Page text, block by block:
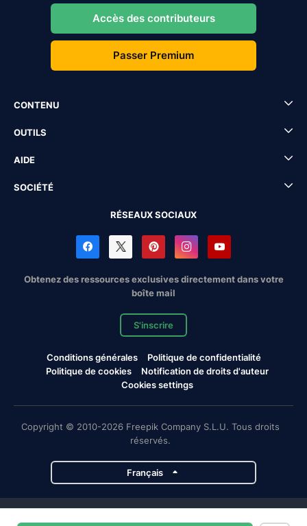
Accès des contributeurs
Passer Premium
CONTENU
OUTILS
AIDE
SOCIÉTÉ
RÉSEAUX SOCIAUX
Obtenez des ressources exclusives directement dans votre
boîte mail
S'inscrire
Conditions générales
Politique de confidentialité
Politique de cookies
Notification de droits d'auteur
Cookies settings
Copyright © 2010-2026 Freepik Company S.L.U. Tous droits
réservés.
Français